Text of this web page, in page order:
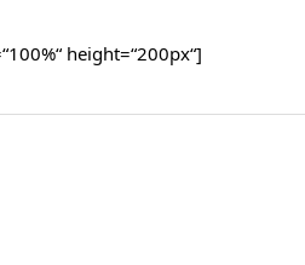
height=“200px“]